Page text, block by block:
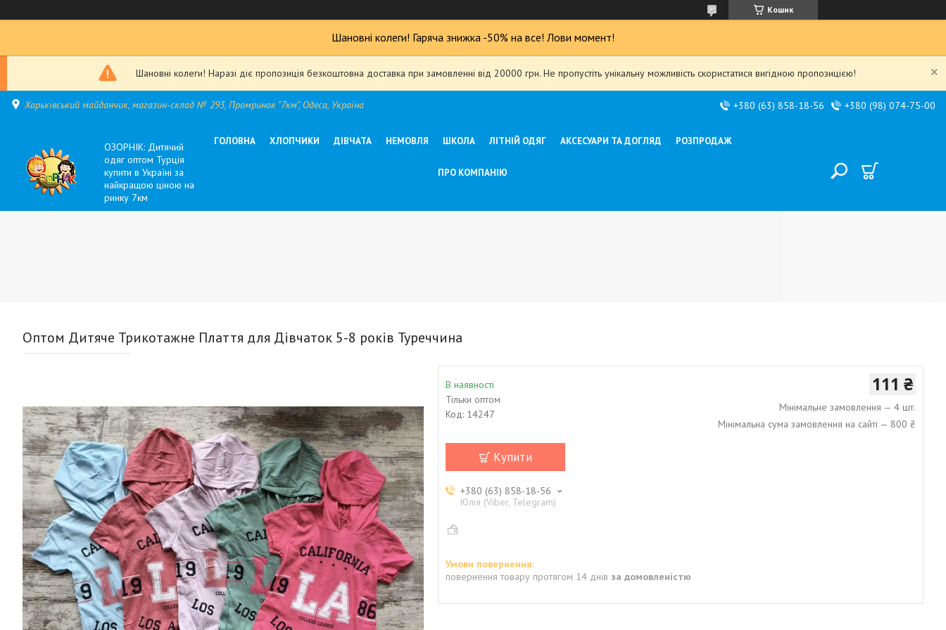
Кошик
Шановні колеги! Гаряча знижка -50% на все! Лови момент!
Шановні колеги! Наразі діє пропозиція безкоштовна доставка при замовленні від 20000 грн. Не пропустіть унікальну можливість скористатися вигідною пропозицією!
Харьківський майданчик, магазин-склад № 293, Промринок "7км", Одеса, Україна +380 (63) 858-18-56 +380 (98) 074-75-00
ОЗОРНІК: Дитячий
одяг оптом Турція
купити в Україні за
найкращою ціною на
ринку 7км
ГОЛОВНА ХЛОПЧИКИ ДІВЧАТА НЕМОВЛЯ ШКОЛА ЛІТНІЙ ОДЯГ АКСЕСУАРИ ТА ДОГЛЯД РОЗПРОДАЖ
ПРО КОМПАНІЮ
Оптом Дитяче Трикотажне Плаття для Дівчаток 5-8 років Туреччина
В наявності
Тільки оптом
Код: 14247
111 ₴
Мінімальне замовлення — 4 шт.
Мінімальна сума замовлення на сайті — 800 ₴
Купити
+380 (63) 858-18-56
Юлія (Viber, Telegram)
повернення товару протягом 14 днів за домовленістю